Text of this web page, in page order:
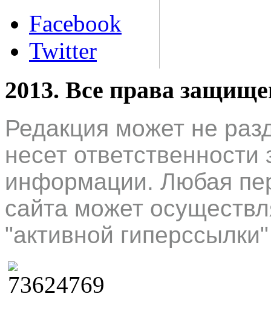
Facebook
Twitter
2013. Все права
Редакция может не
несет
информации. Любая
сайта может
"активной